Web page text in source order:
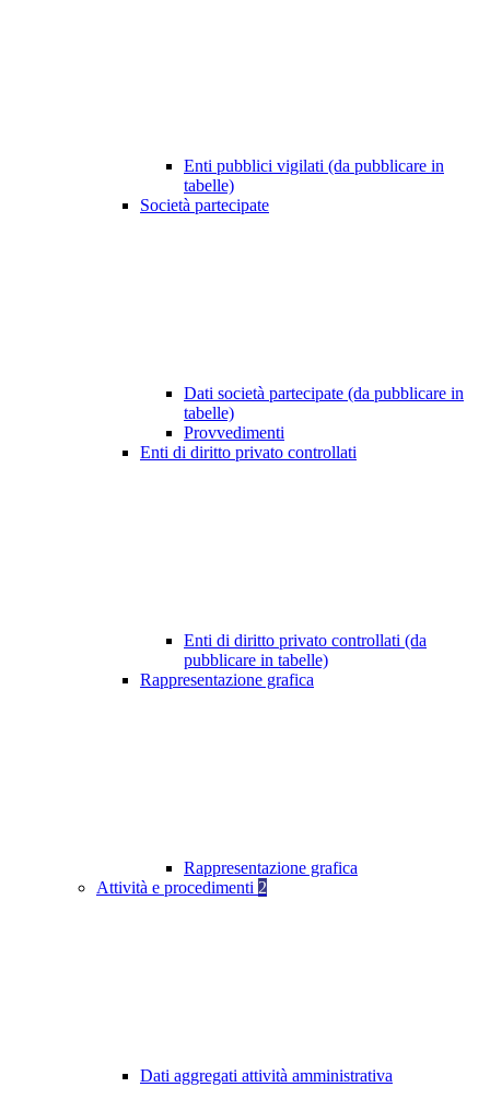
Enti pubblici vigilati (da pubblicare in
tabelle)
Società partecipate
Dati società partecipate (da pubblicare in
tabelle)
Provvedimenti
Enti di diritto privato controllati
Enti di diritto privato controllati (da
pubblicare in tabelle)
Rappresentazione grafica
Rappresentazione grafica
Attività e procedimenti 2
Dati aggregati attività amministrativa